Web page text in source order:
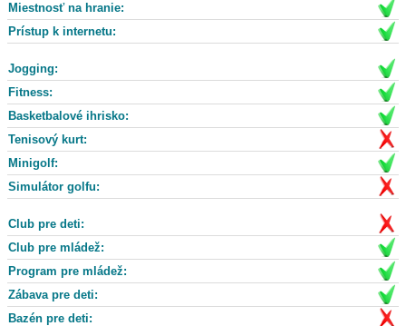
Miestnosť na hranie:
Prístup k internetu:
Jogging:
Fitness:
Basketbalové ihrisko:
Tenisový kurt:
Minigolf:
Simulátor golfu:
Club pre deti:
Club pre mládež:
Program pre mládež:
Zábava pre deti:
Bazén pre deti: